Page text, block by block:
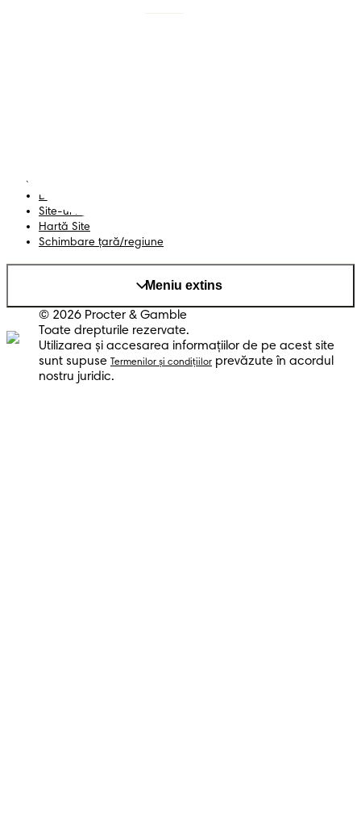
Datele Mele
Site-ul PG
Hartă Site
Schimbare ţară/regiune
Meniu extins
© 2026 Procter & Gamble
Toate drepturile rezervate.
Utilizarea şi accesarea informaţiilor de pe acest site
sunt supuse
Termenilor şi condiţiilor prevăzute în acordul
nostru juridic.